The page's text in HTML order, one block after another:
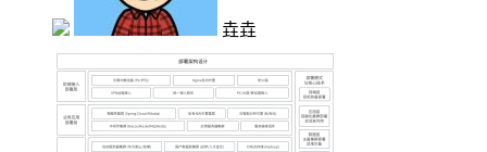
垚垚